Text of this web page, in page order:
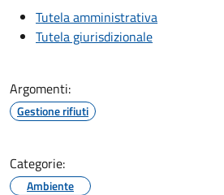
Tutela amministrativa
Tutela giurisdizionale
Argomenti:
Gestione rifiuti
Categorie:
Ambiente